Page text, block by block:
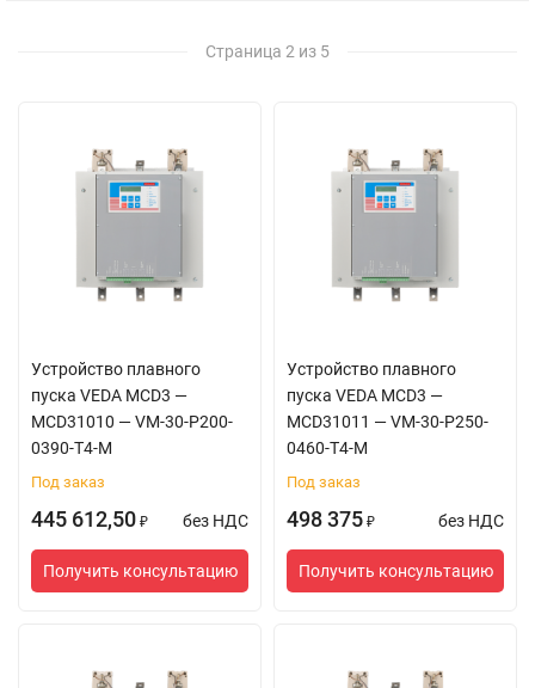
Страница 2 из 5
Устройство плавного
пуска VEDA MCD3 —
MCD31010 — VM-30-P200-
0390-T4-M
Под заказ
445 612,50 ₽ без НДС
Получить консультацию
Устройство плавного
пуска VEDA MCD3 —
MCD31011 — VM-30-P250-
0460-T4-M
Под заказ
498 375 ₽ без НДС
Получить консультацию